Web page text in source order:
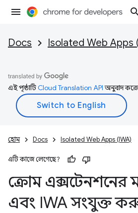
Docs Isolated Web Apps
এই পৃষ্ঠাটিCloud Translation APIঅনুবাদ
হোম Docs Isolated Web Apps (IWA)
এটি কাজে লেগেছে?
ক্রোম এক্সটেনশনের
এবং IWA সংযুক্ত